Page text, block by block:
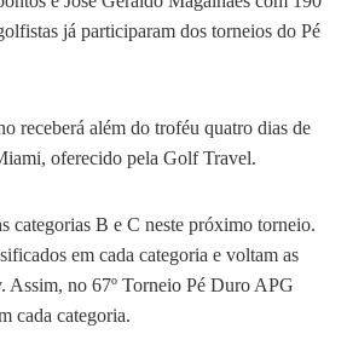
já participaram dos torneios do Pé
receberá além do troféu quatro dias de
oferecido pela Golf Travel.
categorias B e C neste próximo torneio.
em cada categoria e voltam as
Assim, no 67º Torneio Pé Duro APG
cada categoria.